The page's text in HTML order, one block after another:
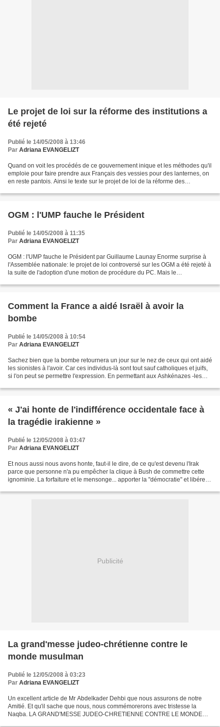
Le projet de loi sur la réforme des institutions a
été rejeté
Publié le 14/05/2008 à 13:46
Par Adriana EVANGELIZT
Quand on voit les procédés de ce gouvernement inique et les méthodes qu'il
emploie pour faire prendre aux Français des vessies pour des lanternes, on
en reste pantois. Ainsi le texte sur le projet de loi de la réforme des
OGM : l'UMP fauche le Président
Publié le 14/05/2008 à 11:35
Par Adriana EVANGELIZT
OGM : l'UMP fauche le Président par Guillaume Launay Enorme surprise à
l'Assemblée nationale: le projet de loi controversé sur les OGM a été rejeté à
la suite de l'adoption d'une motion de procédure du PC. Mais le
Comment la France a aidé Israël à avoir la
bombe
Publié le 14/05/2008 à 10:54
Par Adriana EVANGELIZT
Sachez bien que la bombe retournera un jour sur le nez de ceux qui ont aidé
les sionistes à l'avoir. Car ces individus-là sont tout sauf catholiques et juifs,
si l'on peut se permettre l'expression. En permettant aux Ashkénazes -les
« J'ai honte de l'indifférence occidentale face à
la tragédie irakienne »
Publié le 12/05/2008 à 03:47
Par Adriana EVANGELIZT
Et nous aussi nous avons honte, faut-il le dire, de ce qu'est devenu l'Irak
parce que personne n'a pu empêcher la clique à Bush de commettre cette
ignominie. La forfaiture et le mensonge... apporter la "démocratie" et libérer
Publicité
La grand'messe judeo-chrétienne contre le
monde musulman
Publié le 12/05/2008 à 03:23
Par Adriana EVANGELIZT
Un excellent article de Mr Abdelkader Dehbi que nous assurons de notre
Amitié. Et qu'il sache que nous, nous commémorerons avec tristesse la
Naqba. LA GRAND'MESSE JUDEO-CHRETIENNE CONTRE LE MONDE